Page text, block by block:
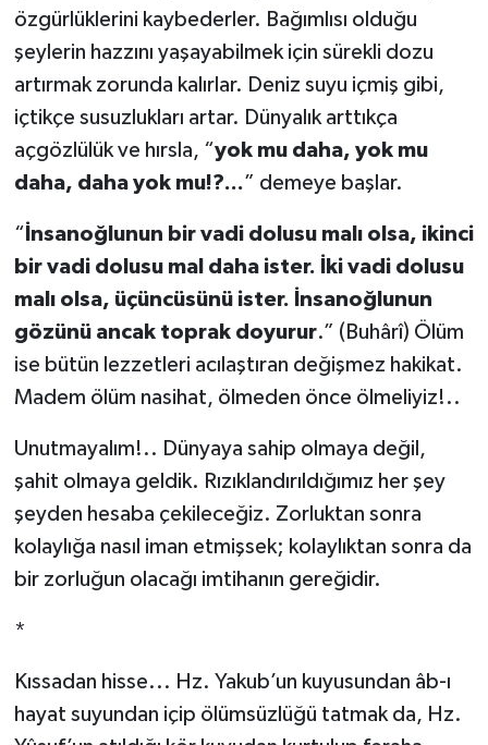
özgürlüklerini kaybederler. Bağımlısı olduğu
şeylerin hazzını yaşayabilmek için sürekli dozu
artırmak zorunda kalırlar. Deniz suyu içmiş gibi,
içtikçe susuzlukları artar. Dünyalık arttıkça
açgözlülük ve hırsla, “yok mu daha, yok mu
daha, daha yok mu!?...” demeye başlar.
“ İnsanoğlunun bir vadi dolusu malı olsa, ikinci
bir vadi dolusu mal daha ister. İki vadi dolusu
malı olsa, üçüncüsünü ister. İnsanoğlunun
gözünü ancak toprak doyurur.” (Buhârî) Ölüm
ise bütün lezzetleri acılaştıran değişmez hakikat.
Madem ölüm nasihat, ölmeden önce ölmeliyiz!..
Unutmayalım!.. Dünyaya sahip olmaya değil,
şahit olmaya geldik. Rızıklandırıldığımız her şey
şeyden hesaba çekileceğiz. Zorluktan sonra
kolaylığa nasıl iman etmişsek; kolaylıktan sonra da
bir zorluğun olacağı imtihanın gereğidir.
*
Kıssadan hisse... Hz. Yakub’un kuyusundan âb-ı
hayat suyundan içip ölümsüzlüğü tatmak da, Hz.